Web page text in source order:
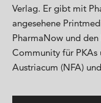
Verlag. Er gibt mit
angesehene
PharmaNow und
Community für PKAs
Austriacum (NFA)